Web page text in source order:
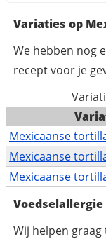
Variaties op
We hebben nog
recept voor je
Mexicaanse
Mexicaanse
Mexicaanse
Wij helpen